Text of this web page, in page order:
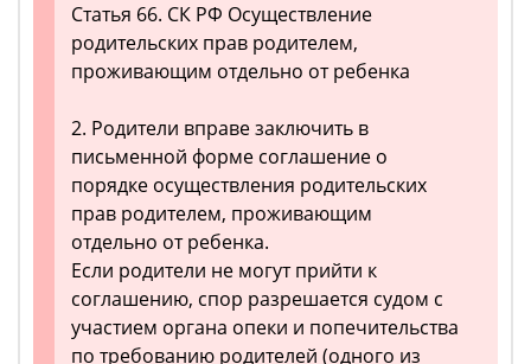
Статья 66. СК РФ Осуществление
родительских прав родителем,
проживающим отдельно от ребенка
2. Родители вправе заключить в
письменной форме соглашение о
порядке осуществления родительских
прав родителем, проживающим
отдельно от ребенка.
Если родители не могут прийти к
соглашению, спор разрешается судом с
участием органа опеки и попечительства
по требованию родителей (одного из